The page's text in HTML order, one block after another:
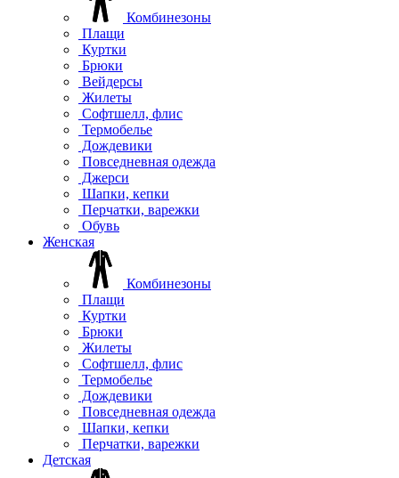
Комбинезоны
Плащи
Куртки
Брюки
Вейдерсы
Жилеты
Софтшелл, флис
Термобелье
Дождевики
Повседневная одежда
Джерси
Шапки, кепки
Перчатки, варежки
Обувь
Женская
Комбинезоны
Плащи
Куртки
Брюки
Жилеты
Софтшелл, флис
Термобелье
Дождевики
Повседневная одежда
Шапки, кепки
Перчатки, варежки
Детская